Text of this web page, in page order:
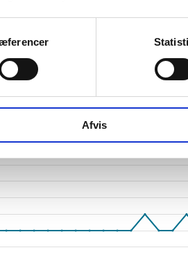
Afvis
API. eStatistik henviser til